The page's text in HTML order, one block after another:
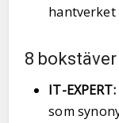
8 bokstäver
IT-EXPERT:
som